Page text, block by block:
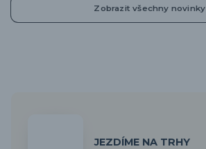
Zobrazit všechny novinky
JEZDÍME NA TRHY